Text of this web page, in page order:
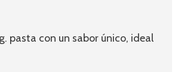
pasta con un sabor único, ideal